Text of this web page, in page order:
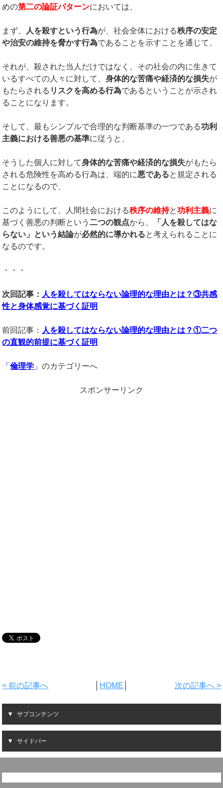
めの第二の論証パターンにおいては、
まず、 人を殺すという行為が、社会全体における秩序の安定
や治安の維持を脅かす行為であることを示すことを通じて、
それが、殺された当人だけではなく、その社会の内に生きて
いるすべての人々に対して、身体的な苦痛や経済的な損失が
もたらされる リスクを高める行為であるということが示され
ることになります。
そして、最もシンプルで合理的な判断基準の一つである功利
主義における善悪の基準に従うと、
そうした個人に対して身体的な苦痛や経済的な損失がもたら
される危険性を高める行為は、端的に悪であると規定される
ことになるので、
このようにして、人間社会における秩序の維持と功利主義に
基づく善悪の判断という二つの観点から、
「人を殺してはな
らない」という結論が必然的に導かれると考えられることに
なるのです。
・・・
次回記事： 人を殺してはならない論理的な理由とは？③共感
性と身体感覚に基づく証明
前回記事： 人を殺してはならない論理的な理由とは？①二つ
の直観的前提に基づく証明
「倫理学 」のカテゴリーへ
スポンサーリンク
< 前の記事へ HOME 次の記事へ >
サブコンテンツ
サイドバー